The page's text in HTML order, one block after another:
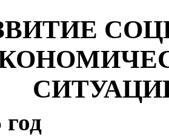
год